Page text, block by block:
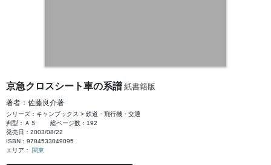
京急クロスシート車の系譜 紙書籍版
著者：佐藤良介著
シリーズ：キャンブックス > 鉄道・飛行機・交通
判型：Ａ５
総ページ数：192
発売日：2003/08/22
ISBN：9784533049095
エリア： 関東